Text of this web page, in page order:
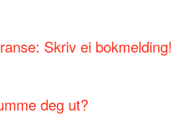
Skriv ei bokmelding!
deg ut?